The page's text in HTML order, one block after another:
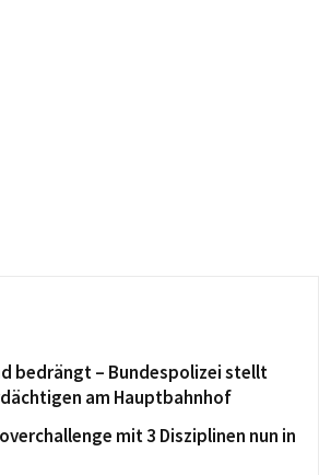
bedrängt – Bundespolizei stellt
am Hauptbahnhof
mit 3 Disziplinen nun in